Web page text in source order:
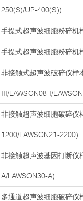
250(S)/UP-400(S))
手提式超声波细胞粉碎机
手提式超声波细胞粉碎机
非接触式超声波破碎仪样
III/LAWSON08-I/
非接触超声波细胞破碎仪
1200/LAWSON21-2200)
非接触超声波基因打断仪
A/LAWSON30-A)
多通道超声波细胞破碎仪